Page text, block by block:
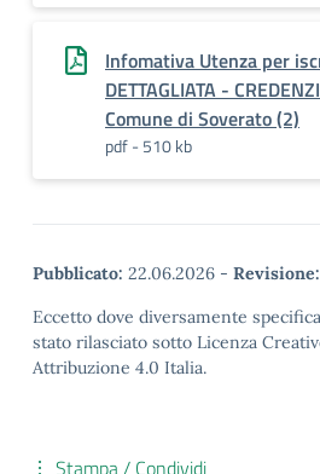
Infomativa Utenza per
DETTAGLIATA -
Comune di Soverato (2)
pdf - 510 kb
Pubblicato: 22.06.2026 - Revisione:
Eccetto dove diversamente
stato rilasciato sotto Licenza
Attribuzione 4.0 Italia.
Stampa / Condividi